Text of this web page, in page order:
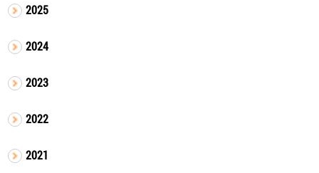
2025
2024
2023
2022
2021